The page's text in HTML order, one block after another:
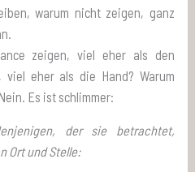
warum nicht zeigen, ganz
zeigen, viel eher als den
viel eher als die Hand? Warum
Es ist schlimmer:
der sie betrachtet,
Ort und Stelle: